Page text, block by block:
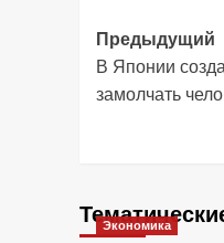
записи
Предыдущий
В Японии
замолчать
Экономика